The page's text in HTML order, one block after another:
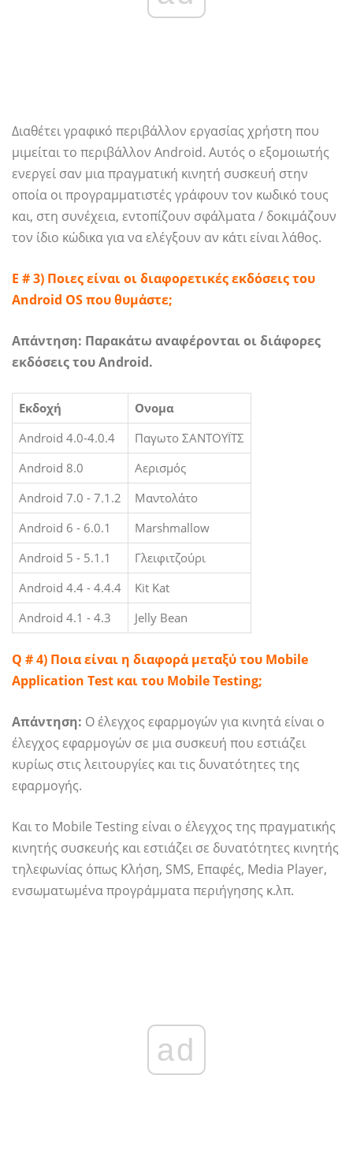
Διαθέτει γραφικό περιβάλλον εργασίας χρήστη που
μιμείται το περιβάλλον Android. Αυτός ο εξομοιωτής
ενεργεί σαν μια πραγματική κινητή συσκευή στην
οποία οι προγραμματιστές γράφουν τον κωδικό τους
και, στη συνέχεια, εντοπίζουν σφάλματα / δοκιμάζουν
τον ίδιο κώδικα για να ελέγξουν αν κάτι είναι λάθος.
Ε # 3) Ποιες είναι οι διαφορετικές εκδόσεις του
Android OS που θυμάστε;
Απάντηση: Παρακάτω αναφέρονται οι διάφορες
εκδόσεις του Android.
Εκδοχή
Ονομα
Android 4.0-4.0.4
Παγωτο ΣΑΝΤΟΥΪΤΣ
Android 8.0
Αερισμός
Android 7.0 - 7.1.2
Μαντολάτο
Android 6 - 6.0.1
Marshmallow
Android 5 - 5.1.1
Γλειφιτζούρι
Android 4.4 - 4.4.4
Kit Kat
Android 4.1 - 4.3
Jelly Bean
Q # 4) Ποια είναι η διαφορά μεταξύ του Mobile
Application Test και του Mobile Testing;
Απάντηση: Ο έλεγχος εφαρμογών για κινητά είναι ο
έλεγχος εφαρμογών σε μια συσκευή που εστιάζει
κυρίως στις λειτουργίες και τις δυνατότητες της
εφαρμογής.
Και το Mobile Testing είναι ο έλεγχος της πραγματικής
κινητής συσκευής και εστιάζει σε δυνατότητες κινητής
τηλεφωνίας όπως Κλήση, SMS, Επαφές, Media Player,
ενσωματωμένα προγράμματα περιήγησης κ.λπ.
ad